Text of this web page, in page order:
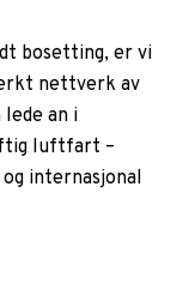
bosetting, er vi
nettverk av
an i
luftfart –
internasjonal